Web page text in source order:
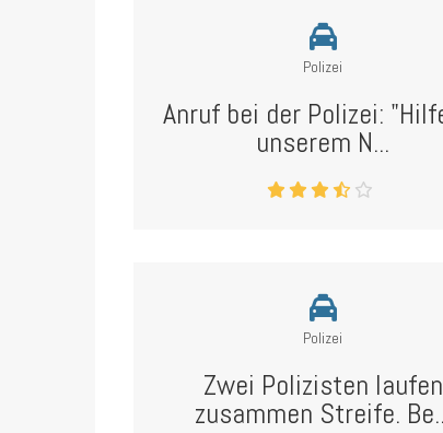
Polizei
Anruf bei der Polizei:
unserem N...
Polizei
Zwei Polizisten laufen
zusammen Streife.